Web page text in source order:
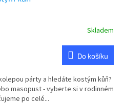
Skladem
Do košíku
párty a hledáte kostým kůň?
masopust - vyberte si v rodinném
po celé...